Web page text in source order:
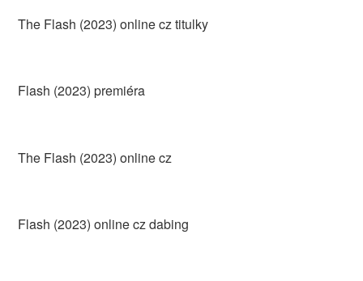
The Flash (2023) online cz titulky
Flash (2023) premiéra
The Flash (2023) online cz
Flash (2023) online cz dabing